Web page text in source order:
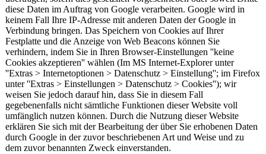
diese Daten im Auftrag von Google verarbeiten. Google wird in
keinem Fall Ihre IP-Adresse mit anderen Daten der Google in
Verbindung bringen. Das Speichern von Cookies auf Ihrer
Festplatte und die Anzeige von Web Beacons können Sie
verhindern, indem Sie in Ihren Browser-Einstellungen ''keine
Cookies akzeptieren'' wählen (Im MS Internet-Explorer unter
''Extras > Internetoptionen > Datenschutz > Einstellung''; im Firefox
unter ''Extras > Einstellungen > Datenschutz > Cookies''); wir
weisen Sie jedoch darauf hin, dass Sie in diesem Fall
gegebenenfalls nicht sämtliche Funktionen dieser Website voll
umfänglich nutzen können. Durch die Nutzung dieser Website
erklären Sie sich mit der Bearbeitung der über Sie erhobenen Daten
durch Google in der zuvor beschriebenen Art und Weise und zu
dem zuvor benannten Zweck einverstanden.